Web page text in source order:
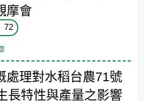
摩會
72
處理對水稻台農71號
長特性與產量之影響